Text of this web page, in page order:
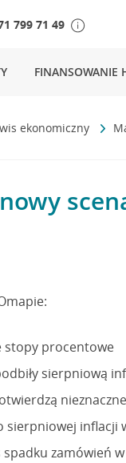
799 71 49
FINANSOWANIE
ekonomiczny
nowy
stopy procentowe
sierpniową
sierpniowej inflacji
spadku zamówień